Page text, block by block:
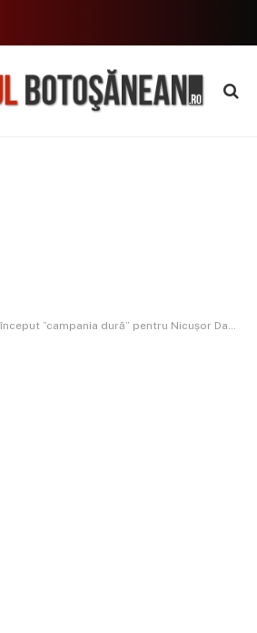
dură” pentru Nicușor Dan criticând guvernarea PSD-PNL: ”Cifrele sunt alarmante… Riscăm cea mai gravă criză economică”